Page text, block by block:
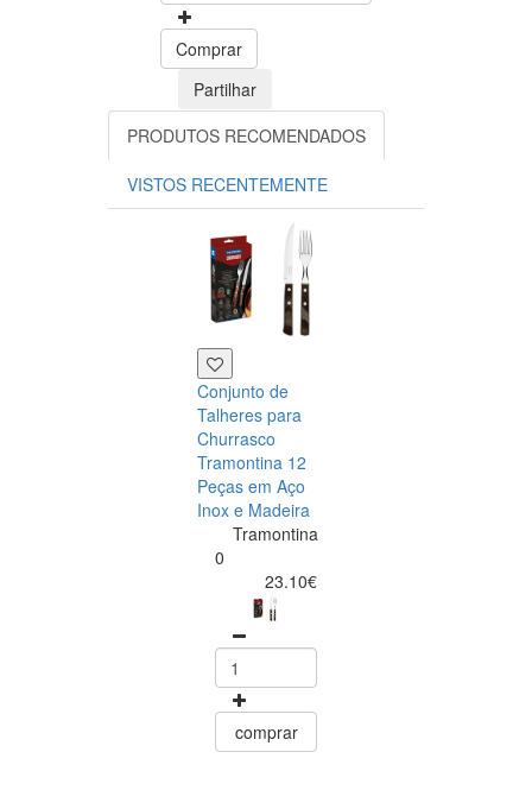
Comprar
Partilhar
PRODUTOS RECOMENDADOS
VISTOS RECENTEMENTE
Conjunto de
Talheres para
Churrasco
Tramontina 12
Peças em Aço
Inox e Madeira
Tramontina
0
23.10€
comprar